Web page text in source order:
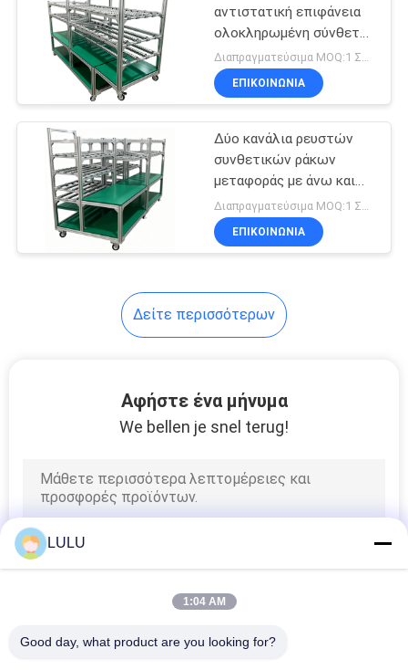
Ράφι σωλήνων
χάλυβα
Πάγκος εργασίας
Διαδρομή
κυλίνδρων
αντιστατική επιφάνεια
ολοκληρωμένη σύνθετη
ράκα μετατροπής
ολοκληρωμένη ράκα
υλικού σταθμού
Διαπραγματεύσιμα MOQ:1 ΣΕΤ
ΕΠΙΚΟΙΝΩΝΊΑ
Δύο κανάλια ρευστών
συνθετικών ράκων
μεταφοράς με άνω και
κάτω διαχωρισμούς με
γραμμές εκφόρτωσης
προς τα εμπρός και προς
Διαπραγματεύσιμα MOQ:1 ΣΕΤ
ΕΠΙΚΟΙΝΩΝΊΑ
Δείτε περισσότερων
Αφήστε ένα μήνυμα
We bellen je snel terug!
LULU
1:04 AM
Good day, what product are you looking for?